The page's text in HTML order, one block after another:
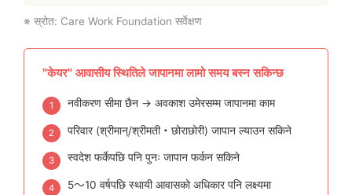
※ स्रोत: Care Work Foundation सर्वेक्षण
"केयर" आवासीय स्थितिले जापानमा लामो समय बस्न सकिन्छ
1 नवीकरण सीमा छैन → अवकाश उमेरसम्म जापानमा काम
2 परिवार (श्रीमान्/श्रीमती・छोराछोरी) जापान ल्याउन सकिने
3 स्वदेश फर्केपछि पनि पुनः जापान फर्कन सकिने
4 5〜10 वर्षपछि स्थायी आवासको अधिकार पनि लक्ष्यमा